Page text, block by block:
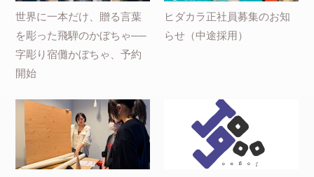
世界に一本だけ、贈る言葉
を彫った飛騨のかぼちゃ──
字彫り宿儺かぼちゃ、予約
開始
ヒダカラ正社員募集のお知
らせ（中途採用）